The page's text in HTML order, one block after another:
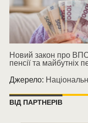
Новий закон про
пенсії та майбутніх
Джерело:
ВІД ПАРТНЕРІВ